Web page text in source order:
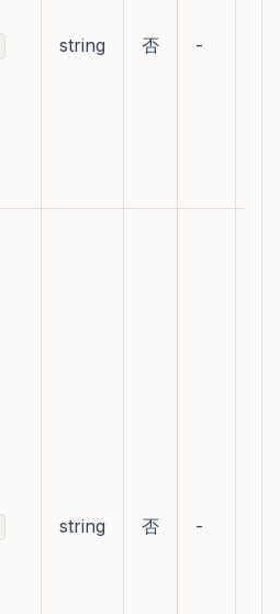
string 否 -
string 否 -